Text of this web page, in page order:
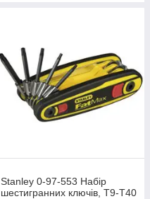
Stanley 0-97-553 Набір
шестигранних ключів, Т9-Т40